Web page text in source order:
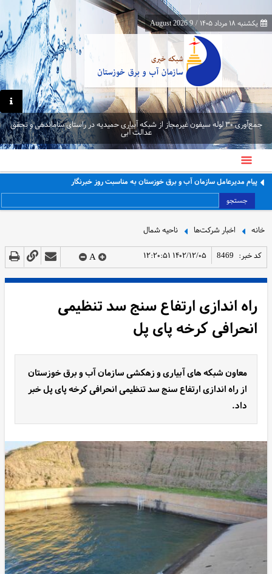
یکشنبه ۱۸ مرداد ۱۴۰۵ /
9 August 2026
جمع‌آوری ۳۰ لوله سیفون غیرمجاز از شبکه آبیاری حمیدیه در راستای ساماندهی و تحقق
عدالت آبی
پیام مدیرعامل سازمان آب و برق خوزستان به مناسبت روز خبرنگار
جستجو
خانه اخبار شرکت‌ها ناحیه شمال
کد خبر: 8469 ۱۴۰۲/۱۲/۰۵ ۱۲:۲۰:۵۱ A
راه اندازی ارتفاع سنج سد تنظیمی
انحرافی کرخه پای پل
معاون شبکه های آبیاری و زهکشی سازمان آب و برق خوزستان
از راه اندازی ارتفاع سنج سد تنظیمی انحرافی کرخه پای پل خبر
داد.